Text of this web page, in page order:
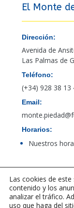
El Monte
Dirección:
Avenida de
Las Palmas de
Teléfono:
(+34) 928 38 13
Email:
Horarios:
Nuestros
Acceso al
Las cookies de
contenido y los
analizar el tráfico.
uso que haga del